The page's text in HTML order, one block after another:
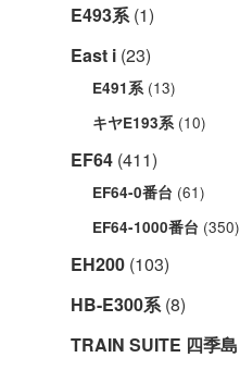
E493系(1)
East i (23)
E491系 (13)
キヤE193系 (10)
EF64 (411)
EF64-0番台 (61)
EF64-1000番台 (350)
EH200 (103)
HB-E300系(8)
TRAIN SUITE 四季島